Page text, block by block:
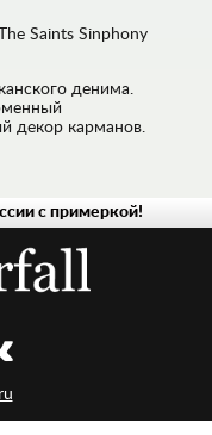
Saints Sinphony
денима.
декор карманов.
с примеркой!